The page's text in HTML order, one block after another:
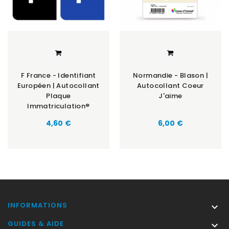
F France - Identifiant
Européen | Autocollant
Plaque
Immatriculation®
Prix
4,60 €
Normandie - Blason |
Autocollant Coeur
J'aime
Prix
6,00 €
INFORMATIONS 
GUIDES & AIDE 